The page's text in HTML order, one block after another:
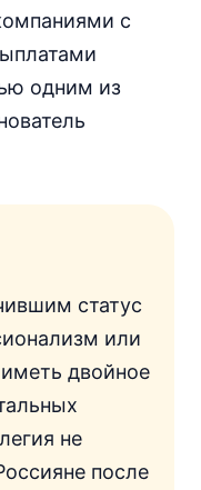
с
одним из
статус
или
двойное
не
после